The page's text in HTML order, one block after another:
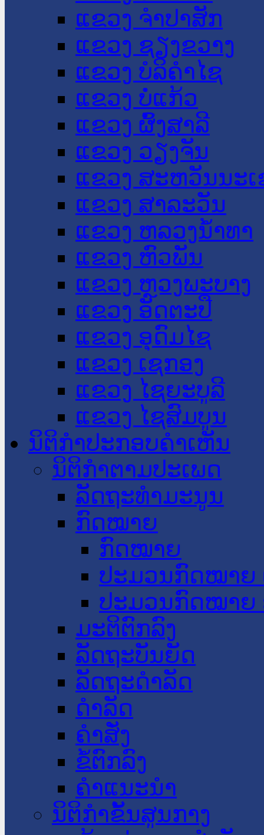
ແຂວງ ຈໍາປາສັກ
ແຂວງ ຊຽງຂວາງ
ແຂວງ ບໍລິຄໍາໄຊ
ແຂວງ ບໍ່ແກ້ວ
ແຂວງ ຜົ້ງສາລີ
ແຂວງ ວຽງຈັນ
ແຂວງ ສະຫວັນນະ
ແຂວງ ສາລະວັນ
ແຂວງ ຫລວງນໍ້າທາ
ແຂວງ ຫົວພັນ
ແຂວງ ຫຼວງພະບາງ
ແຂວງ ອັດຕະປື
ແຂວງ ອຸດົມໄຊ
ແຂວງ ເຊກອງ
ແຂວງ ໄຊຍະບູລີ
ແຂວງ ໄຊສົມບູນ
ນິຕິກໍາປະກອບຄໍາເຫັນ
ນິຕິກໍາຕາມປະເພດ
ລັດຖະທໍາມະນູນ
ກົດໝາຍ
ກົດໝາຍ
ປະມວນກົດໝາຍ
ປະມວນກົດໝາຍ
ມະຕິຕົກລົງ
ລັດຖະບັນຍັດ
ລັດຖະດໍາລັດ
ດໍາລັດ
ຄໍາສັ່ງ
ຂໍ້ຕົກລົງ
ຄໍາແນະນໍາ
ນິຕິກຳຂັ້ນສູນກາງ